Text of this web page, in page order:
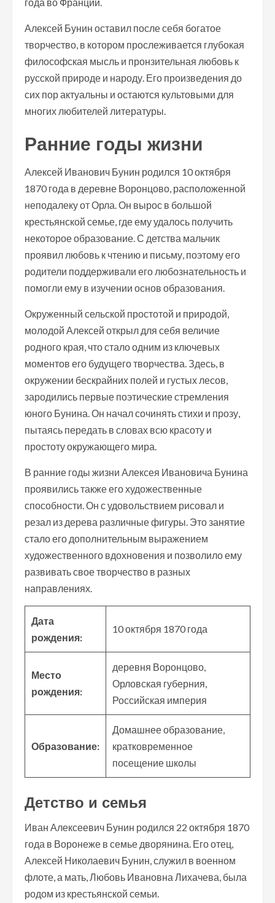
Алексей Бунин оставил после себя богатое
творчество, в котором прослеживается глубокая
философская мысль и пронзительная любовь к
русской природе и народу. Его произведения до
сих пор актуальны и остаются культовыми для
многих любителей литературы.
Ранние годы жизни
Алексей Иванович Бунин родился 10 октября
1870 года в деревне Воронцово, расположенной
неподалеку от Орла. Он вырос в большой
крестьянской семье, где ему удалось получить
некоторое образование. С детства мальчик
проявил любовь к чтению и письму, поэтому его
родители поддерживали его любознательность и
помогли ему в изучении основ образования.
Окруженный сельской простотой и природой,
молодой Алексей открыл для себя величие
родного края, что стало одним из ключевых
моментов его будущего творчества. Здесь, в
окружении бескрайних полей и густых лесов,
зародились первые поэтические стремления
юного Бунина. Он начал сочинять стихи и прозу,
пытаясь передать в словах всю красоту и
простоту окружающего мира.
В ранние годы жизни Алексея Ивановича Бунина
проявились также его художественные
способности. Он с удовольствием рисовал и
резал из дерева различные фигуры. Это занятие
стало его дополнительным выражением
художественного вдохновения и позволило ему
развивать свое творчество в разных
направлениях.
Дата
рождения:
10 октября 1870 года
Место
рождения:
деревня Воронцово,
Орловская губерния,
Российская империя
Образование:
Домашнее образование,
кратковременное
посещение школы
Детство и семья
Иван Алексеевич Бунин родился 22 октября 1870
года в Воронеже в семье дворянина. Его отец,
Алексей Николаевич Бунин, служил в военном
флоте, а мать, Любовь Ивановна Лихачева, была
родом из крестьянской семьи.